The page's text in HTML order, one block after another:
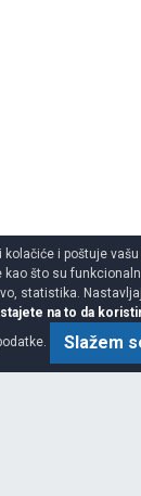
kolačiće i poštuje
kao što su
statistika.
na to da
Slažem